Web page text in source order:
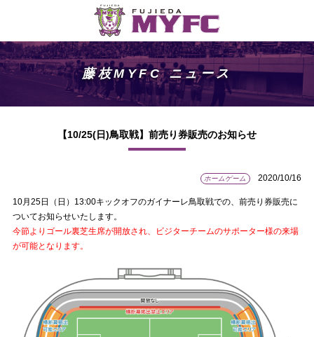
藤枝MYFC ニュース
【10/25(日)鳥取戦】前売り券販売のお知らせ
ホームゲーム 2020/10/16
10月25日（日）13:00キックオフのガイナーレ鳥取戦での、前売り券販売に
ついてお知らせいたします。
今節よりゴール裏芝生席が開放され、ビジターチームのサポーター様の来場
が可能となります。